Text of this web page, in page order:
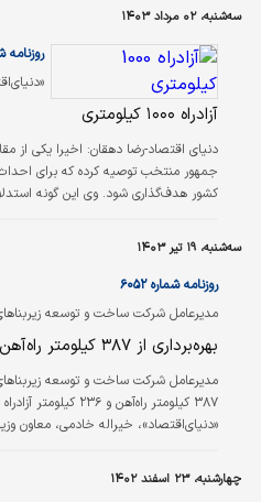
تقویت
ایمنی
سه‌شنبه، ۰۲ مرداد ۱۴۰۳
روزنامه
آزادراه ۱۰۰۰ کیلومتری
دنیای اقتصاد-رضا دهقان: اخیرا یکی از
جمهور منتخب توصیه کرده که برای احداث
کشور هدف‌‌گذاری شود. وی این گونه
مقاله‌‌ای به وزیر راه دولت یازدهم نیز ارائه
سه‌شنبه، ۱۹ تیر ۱۴۰۳
مدیرعامل شرکت ساخت و توسعه
روزنامه شماره ۶۰۵۲
بهره‌‌‌برداری از ۳۸۷ کیلومتر راه‌‌‌آهن و ۲۳۶ کیلومتر آزادراه
مدیرعامل شرکت ساخت و توسعه
۳۸۷ کیلومتر راه‌‌‌آهن و
«دنیای‌اقتصاد»، خیراله خادمی، معاون
چهارشنبه، ۲۳ اسفند ۱۴۰۲